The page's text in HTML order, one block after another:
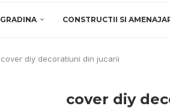
GRADINA CONSTRUCTII SI
cover diy decoratiuni din jucarii
cover diy